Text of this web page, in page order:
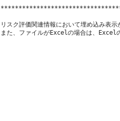
リスク評価関連情報において埋め込み表
また、ファイルがExcelの場合は、Excel